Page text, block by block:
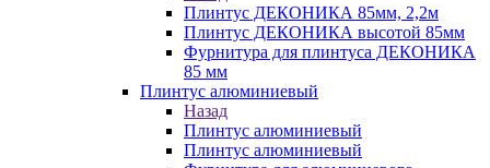
Плинтус ДЕКОНИКА 85мм, 2,2м
Плинтус ДЕКОНИКА высотой 85мм
Фурнитура для плинтуса ДЕКОНИКА
85 мм
Плинтус алюминиевый
Назад
Плинтус алюминиевый
Плинтус алюминиевый